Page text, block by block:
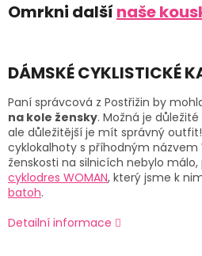
Omrkni další naše
DÁMSKÉ CYKLISTICKÉ
Paní správcová z Postřižin by
na kole žensky. Možná je
ale důležitější je mít správný
cyklokalhoty s příhodným názvem
ženskosti na silnicích nebylo
cyklodres WOMAN, který jsme k
batoh.
Detailní informace